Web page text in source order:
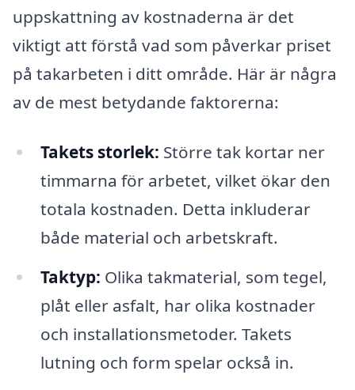
uppskattning av kostnaderna är det
viktigt att förstå vad som påverkar priset
på takarbeten i ditt område. Här är några
av de mest betydande faktorerna:
Takets storlek: Större tak kortar ner
timmarna för arbetet, vilket ökar den
totala kostnaden. Detta inkluderar
både material och arbetskraft.
Taktyp: Olika takmaterial, som tegel,
plåt eller asfalt, har olika kostnader
och installationsmetoder. Takets
lutning och form spelar också in.